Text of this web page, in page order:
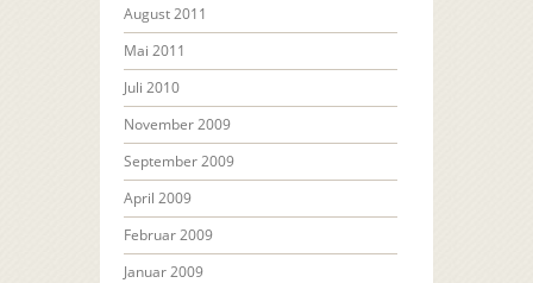
August 2011
Mai 2011
Juli 2010
November 2009
September 2009
April 2009
Februar 2009
Januar 2009